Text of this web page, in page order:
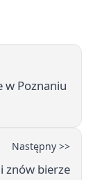
w Poznaniu
Następny >>
znów bierze